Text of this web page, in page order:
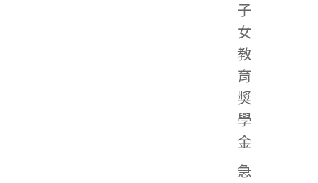
子
女
教
育
獎
學
金
急